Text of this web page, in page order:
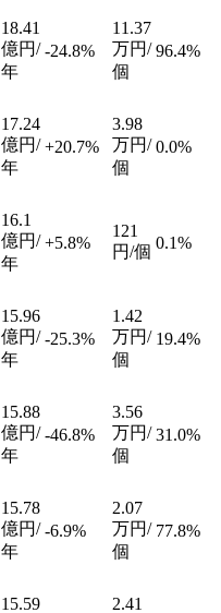
18.41
億円/
年
-24.8%
11.37
万円/
個
96.4%
17.24
億円/
年
+20.7%
3.98
万円/
個
0.0%
16.1
億円/
年
+5.8%
121
円/個 0.1%
15.96
億円/
年
-25.3%
1.42
万円/
個
19.4%
15.88
億円/
年
-46.8%
3.56
万円/
個
31.0%
15.78
億円/
年
-6.9%
2.07
万円/
個
77.8%
15.59
2.41